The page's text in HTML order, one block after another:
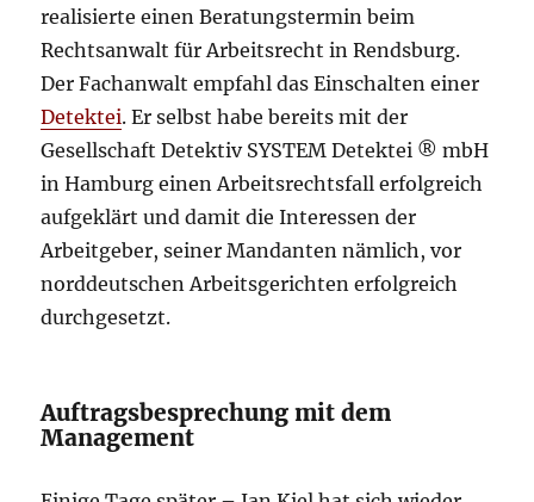
realisierte einen Beratungstermin beim
Rechtsanwalt für Arbeitsrecht in Rendsburg.
Der Fachanwalt empfahl das Einschalten einer
Detektei. Er selbst habe bereits mit der
Gesellschaft Detektiv SYSTEM Detektei ® mbH
in Hamburg einen Arbeitsrechtsfall erfolgreich
aufgeklärt und damit die Interessen der
Arbeitgeber, seiner Mandanten nämlich, vor
norddeutschen Arbeitsgerichten erfolgreich
durchgesetzt.
Auftragsbesprechung mit dem
Management